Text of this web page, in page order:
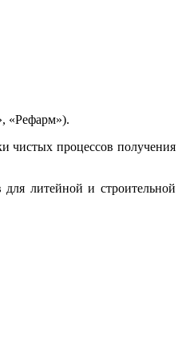
«Рефарм»).
чистых процессов получения
для литейной и строительной